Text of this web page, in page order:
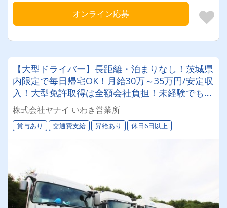
オンライン応募
【大型ドライバー】長距離・泊まりなし！茨城県
内限定で毎日帰宅OK！月給30万～35万円/安定収
入！大型免許取得は全額会社負担！未経験でも1
～2ヶ月で独り立ち目安◎
株式会社ヤナイ いわき営業所
賞与あり 交通費支給 昇給あり 休日6日以上